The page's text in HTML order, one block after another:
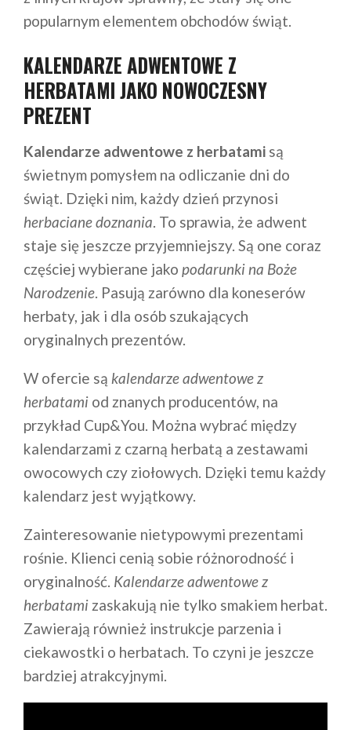
popularnym elementem obchodów świąt.
KALENDARZE ADWENTOWE Z
HERBATAMI JAKO NOWOCZESNY
PREZENT
Kalendarze adwentowe z herbatami są
świetnym pomysłem na odliczanie dni do
świąt. Dzięki nim, każdy dzień przynosi
herbaciane doznania. To sprawia, że adwent
staje się jeszcze przyjemniejszy. Są one coraz
częściej wybierane jako podarunki na Boże
Narodzenie. Pasują zarówno dla koneserów
herbaty, jak i dla osób szukających
oryginalnych prezentów.
W ofercie są kalendarze adwentowe z
herbatami od znanych producentów, na
przykład Cup&You. Można wybrać między
kalendarzami z czarną herbatą a zestawami
owocowych czy ziołowych. Dzięki temu każdy
kalendarz jest wyjątkowy.
Zainteresowanie nietypowymi prezentami
rośnie. Klienci cenią sobie różnorodność i
oryginalność. Kalendarze adwentowe z
herbatami zaskakują nie tylko smakiem herbat.
Zawierają również instrukcje parzenia i
ciekawostki o herbatach. To czyni je jeszcze
bardziej atrakcyjnymi.